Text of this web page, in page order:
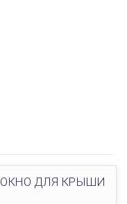
ОКНО ДЛЯ КРЫШИ